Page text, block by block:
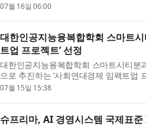
07월 16일 06:00
대한인공지능융복합학회 스마트
트업 프로젝트’ 선정
대한인공지능융복합학회 스마트시티
으로 추진하는 ‘사회연대경제 임팩트업
07월 15일 15:38
슈프리마, AI 경영시스템 국제표